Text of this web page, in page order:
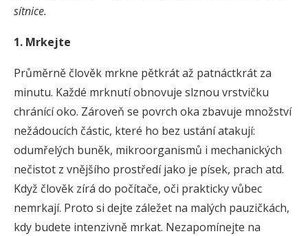
sítnice.
1. Mrkejte
Průměrně člověk mrkne pětkrát až patnáctkrát za
minutu. Každé mrknutí obnovuje slznou vrstvičku
chránící oko. Zároveň se povrch oka zbavuje množství
nežádoucích částic, které ho bez ustání atakují:
odumřelých buněk, mikroorganismů i mechanických
nečistot z vnějšího prostředí jako je písek, prach atd.
Když člověk zírá do počítače, oči prakticky vůbec
nemrkají. Proto si dejte záležet na malých pauzičkách,
kdy budete intenzivně mrkat. Nezapomínejte na